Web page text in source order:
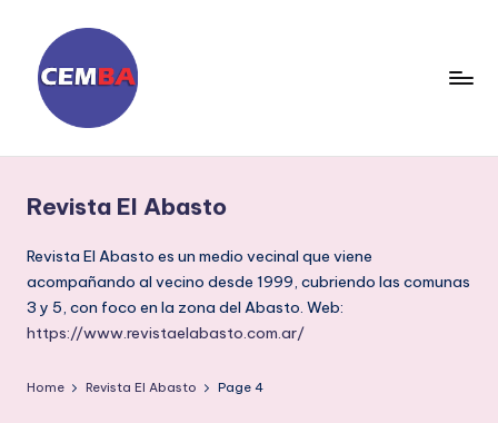
content
ri
o
C
E
B
Revista El Abasto
Revista El Abasto es un medio vecinal que viene
acompañando al vecino desde 1999, cubriendo las comunas
3 y 5, con foco en la zona del Abasto. Web:
https://www.revistaelabasto.com.ar/
Home Revista El Abasto Page 4